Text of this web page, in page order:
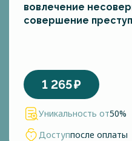
вовлечение
совершение
1 265₽
Уникальность от50%
Доступпосле оплаты